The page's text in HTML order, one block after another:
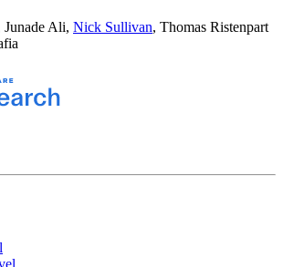
Junade Ali, Nick Sullivan, Thomas Ristenpart